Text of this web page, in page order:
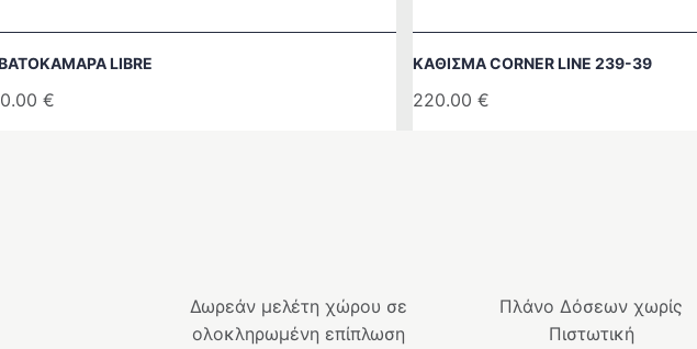
LIBRE
€
ΚΆΘΙΣΜΑ CORNER LINE 239-39
220.00 €
Δωρεάν μελέτη χώρου σε
ολοκληρωμένη επίπλωση
Πλάνο Δόσεων χωρίς
Πιστωτική